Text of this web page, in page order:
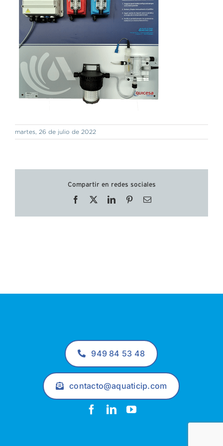
martes, 26 de julio de 2022
Compartir en redes sociales
Facebook LinkedInPinterestCorreo
949 84 53 48
contacto@aquaticip.com